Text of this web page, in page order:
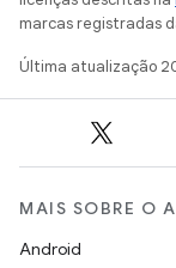
marcas registradas
Última atualização
MAIS SOBRE O
Android